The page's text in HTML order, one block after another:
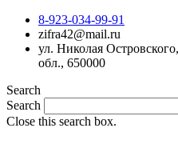
8-923-034-99-91
zifra42@mail.ru
ул. Николая
обл., 650000
Search
Search
Close this search box.